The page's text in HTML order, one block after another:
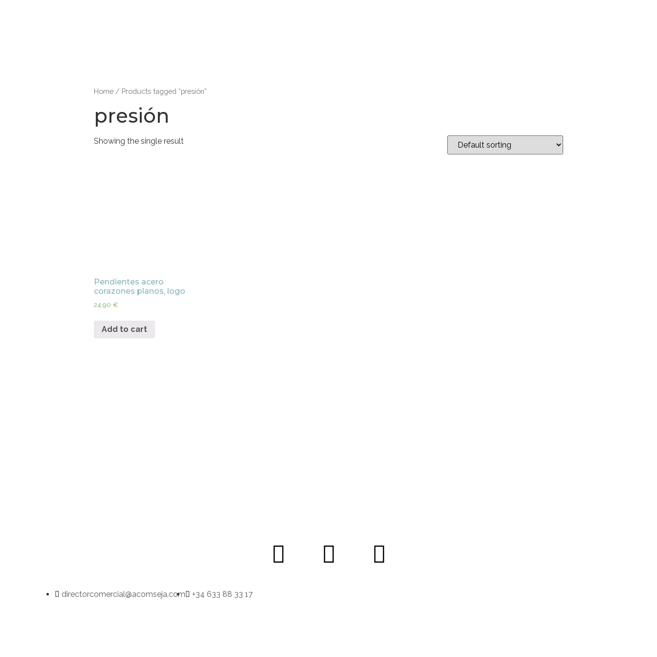
Home / Products tagged “presión”
presión
Showing the single result
Pendientes acero
corazones planos, logo
24,90 €
Add to cart
directorcomercial@acomseja.com +34 633 88 33 17